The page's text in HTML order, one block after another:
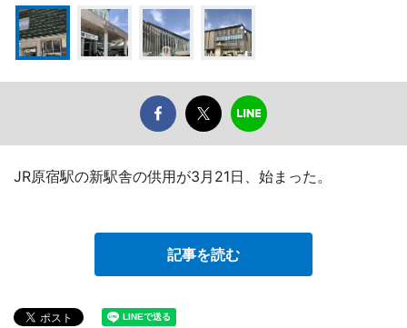
JR原宿駅の新駅舎の供用が3月21日、始まった。
記事を読む